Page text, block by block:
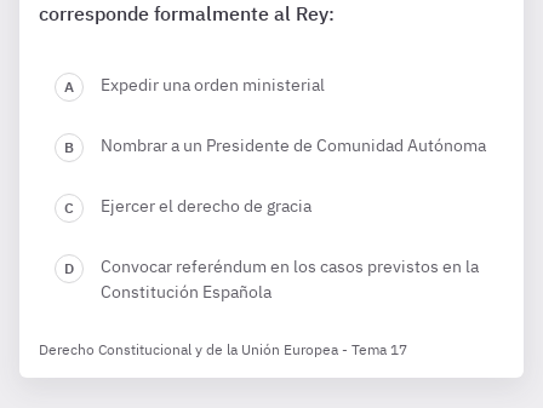
corresponde formalmente al Rey:
Expedir una orden ministerial
Nombrar a un Presidente de Comunidad Autónoma
Ejercer el derecho de gracia
Convocar referéndum en los casos previstos en la
Constitución Española
Derecho Constitucional y de la Unión Europea - Tema 17